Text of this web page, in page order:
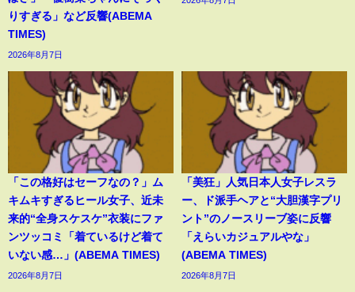
りすぎる」など反響(ABEMA
TIMES)
2026年8月7日
「この格好はセーフなの？」ム
キムキすぎるヒール女子、近未
来的“全身スケスケ”衣装にファ
ンツッコミ「着ているけど着て
いない感…」(ABEMA TIMES)
2026年8月7日
「美狂」人気日本人女子レスラ
ー、ド派手ヘアと“大胆漢字プリ
ント”のノースリーブ姿に反響
「えらいカジュアルやな」
(ABEMA TIMES)
2026年8月7日